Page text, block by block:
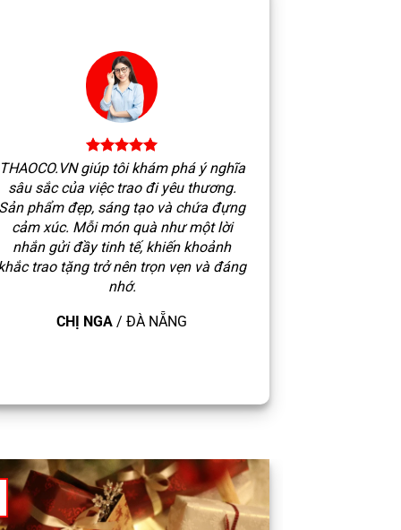
giúp tôi khám phá ý nghĩa
sâu sắc của việc trao đi yêu thương.
phẩm đẹp, sáng tạo và chứa đựng
cảm xúc. Mỗi món quà như một lời
nhắn gửi đầy tinh tế, khiến khoảnh
trao tặng trở nên trọn vẹn và đáng
nhớ.
CHỊ NGA / ĐÀ NẴNG